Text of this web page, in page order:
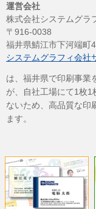
運営会社
株式会社システムグラ
〒916-0038
福井県鯖江市下河端町
システムグラフィ会社
は、福井県で印刷事業
が、自社工場にて1枚1
ないため、高品質な印
ます。